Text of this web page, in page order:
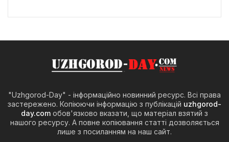
"Uzhgorod-Day" - інформаційно новинний ресурс. Всі права
застережено. Копіюючи інформацію з публікацій uzhgorod-
day.com обов'язково вказати, що матеріал взятий з
нашого ресурсу. А повне копіювання статті дозволяється
лише з посиланням на наш сайт.